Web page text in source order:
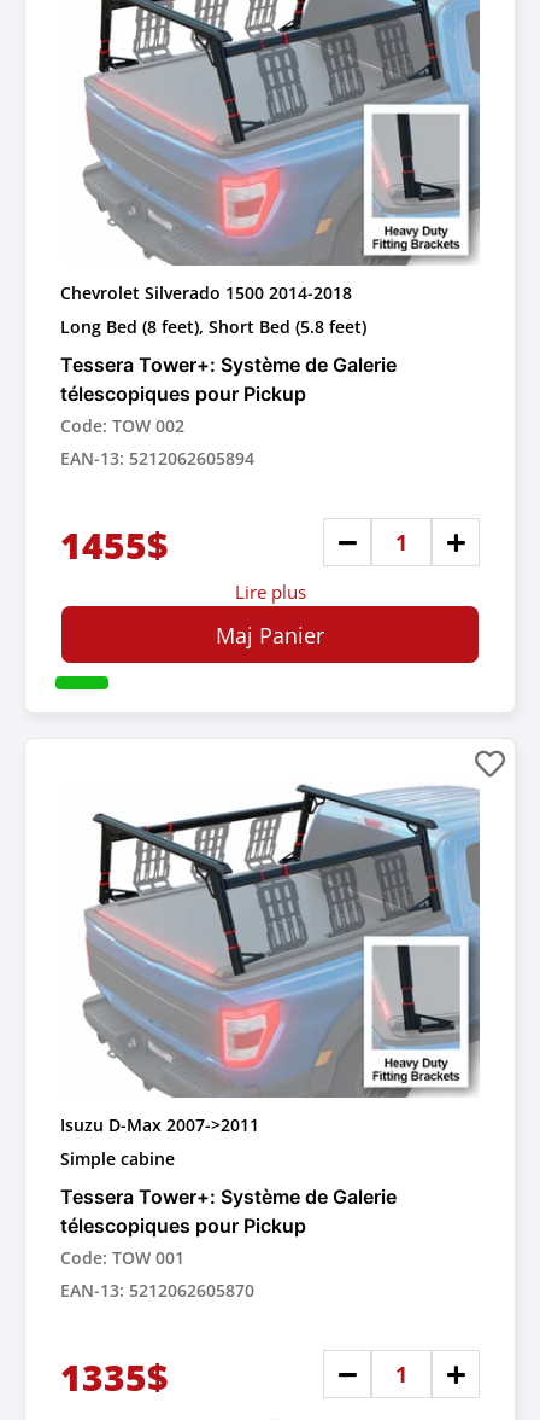
Chevrolet Silverado 1500 2014-2018
Long Bed (8 feet), Short Bed (5.8 feet)
Tessera Tower+: Système de Galerie
télescopiques pour Pickup
Code: TOW 002
EAN-13: 5212062605894
1455$
Lire plus
Maj Panier
Isuzu D-Max 2007->2011
Simple cabine
Tessera Tower+: Système de Galerie
télescopiques pour Pickup
Code: TOW 001
EAN-13: 5212062605870
1335$